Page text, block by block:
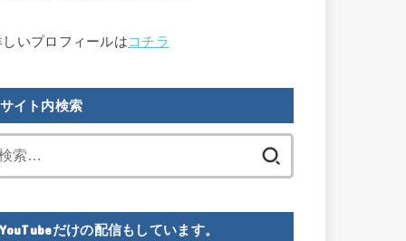
しいプロフィールはコチラ
サイト内検索
YouTubeだけの配信もしています。